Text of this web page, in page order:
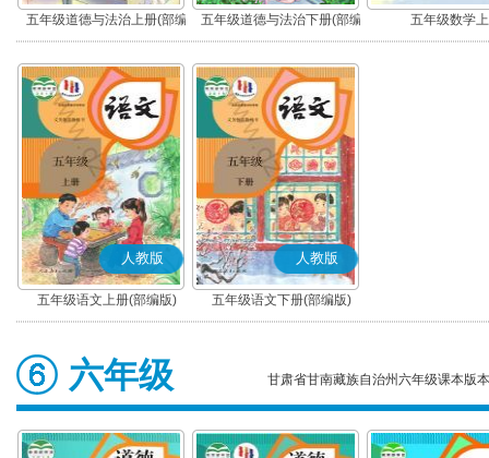
五年级道德与法治上册(部编
版)
五年级道德与法治下册(部编
版)
五年级数学
人教版
五年级语文上册(部编版)
人教版
五年级语文下册(部编版)
六年级 甘肃省甘南藏族自治州六年级课本版本